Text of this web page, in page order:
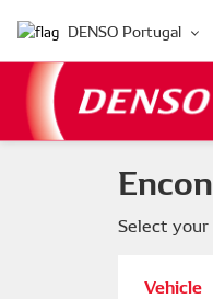
DENSO Portugal
Select your
Vehicle